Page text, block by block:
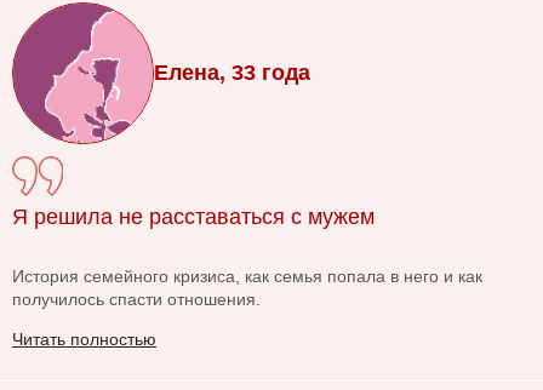
Елена, 33 года
Я решила не расставаться с мужем
История семейного кризиса, как семья попала в него и как
получилось спасти отношения.
Читать полностью